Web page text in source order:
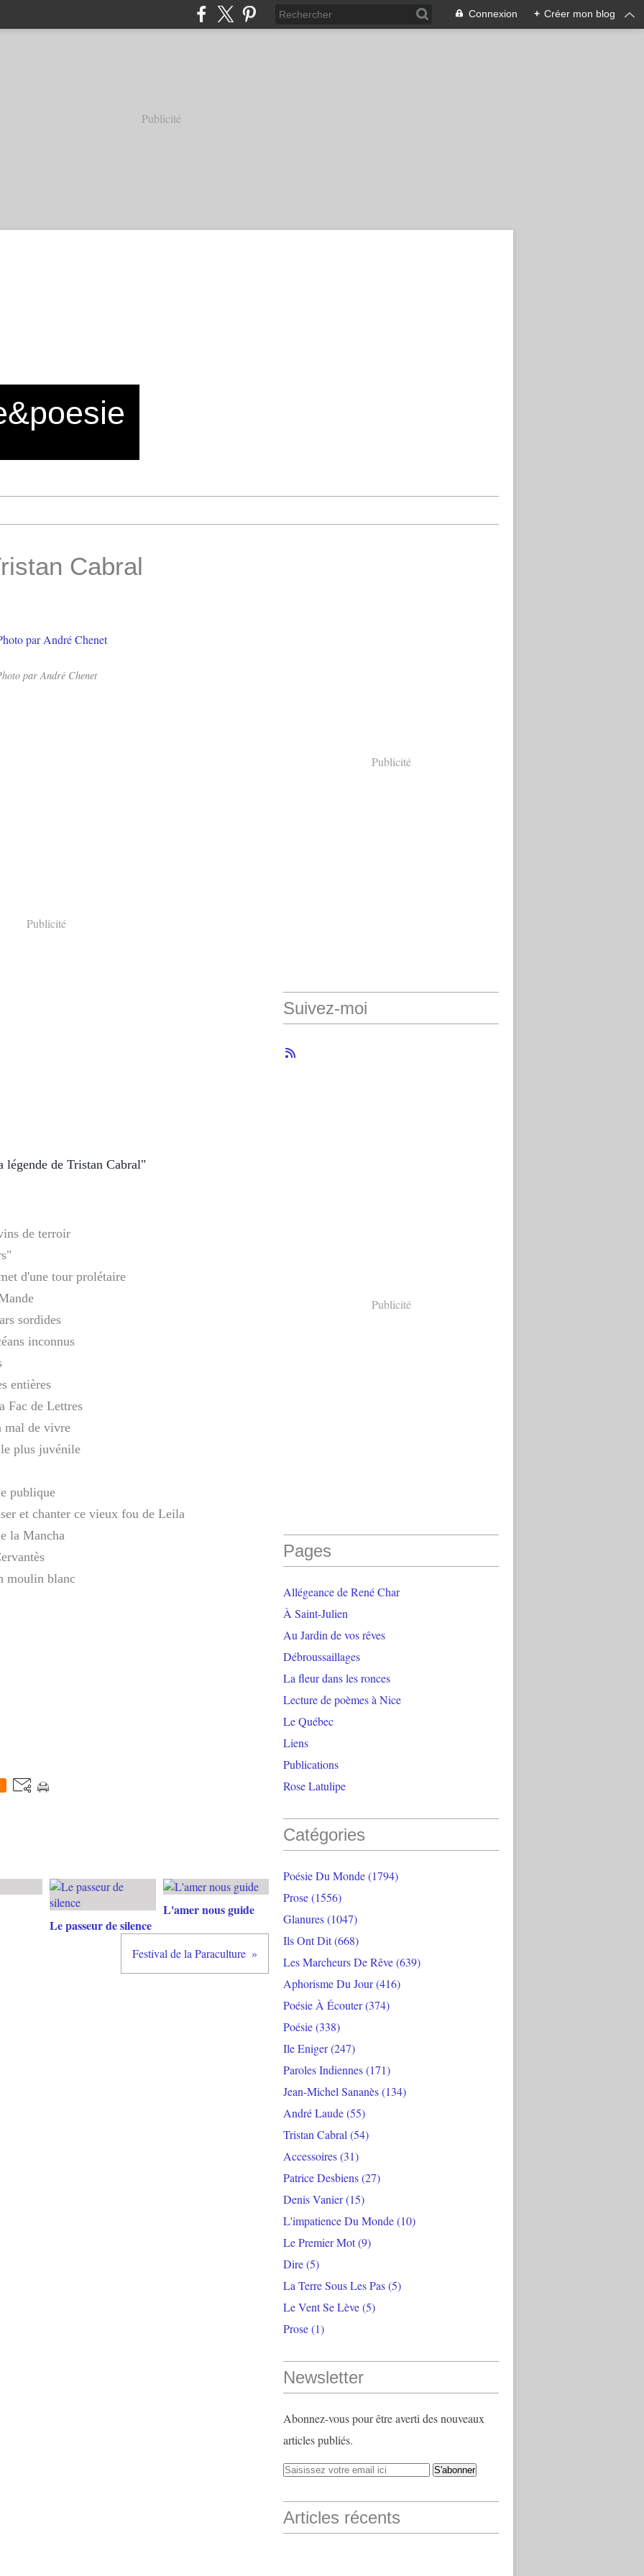
Connexion + Créer mon blog
Publicité
Cabral
par André Chenet
Publicité
de Tristan Cabral"
de terroir
d'une tour prolétaire
sordides
inconnus
entières
Fac de Lettres
mal de vivre
plus juvénile
publique
et chanter ce vieux fou de Leila
la Mancha
moulin blanc
Le passeur de silence
L'amer nous guide
Festival de la Paraculture
Publicité
Suivez-moi
Publicité
Pages
Allégeance de René Char
À Saint-Julien
Au Jardin de vos rêves
Débroussaillages
La fleur dans les ronces
Lecture de poèmes à Nice
Le Québec
Liens
Publications
Rose Latulipe
Catégories
Poésie Du Monde(1794)
Prose(1556)
Glanures(1047)
Ils Ont Dit(668)
Les Marcheurs De Rêve(639)
Aphorisme Du Jour(416)
Poésie À Écouter(374)
Poésie(338)
Ile Eniger(247)
Paroles Indiennes(171)
Jean-Michel Sananès(134)
André Laude(55)
Tristan Cabral (54)
Accessoires(31)
Patrice Desbiens(27)
Denis Vanier(15)
L'impatience Du Monde(10)
Le Premier Mot(9)
Dire(5)
La Terre Sous Les Pas(5)
Le Vent Se Lève(5)
Prose(1)
Newsletter
Abonnez-vous pour être averti des nouveaux
articles publiés.
Articles récents